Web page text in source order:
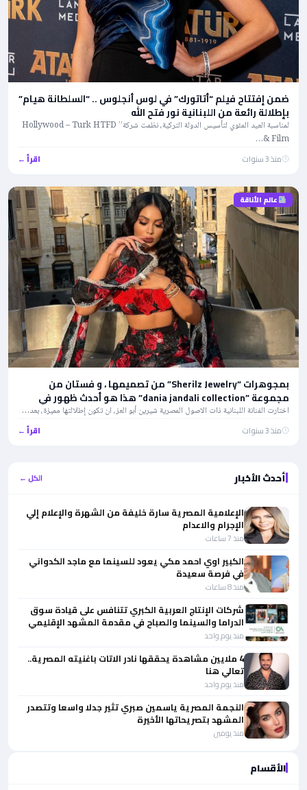
ضمن إفتتاح فيلم “أتاتورك” في لوس أنجلوس .. “السلطانة هيام”
بإطلالة رائعة من اللبنانية نور فتح الله
لمناسبة العيد المئوي لتأسيس الدولة التركية، نظمت شركة” ‏HTFD ‏Hollywood – Turk
منذ 3 سنوات اقرأ ←
عالم الأناقة
بمجوهرات “Sherilz Jewelry” من تصميمها ، و فستان من
مجموعة ”dania jandali collection” هذا هو أحدث ظهور في
بيروت للنجمة شيرين أبو العز
اختارت الفنانة اللبنانية ذات الاصول المصرية شيرين أبو العز، ان تكون إطلالتها مميزة، بعد…
منذ 3 سنوات اقرأ ←
أحدث الأخبار الكل ←
الإعلامية المصرية سارة خليفة من الشهرة والإعلام إلي
الإجرام والاعدام
منذ 7 ساعات
الكبير اوي احمد مكي يعود للسينما مع ماجد الكدواني
في فرصة سعيدة
منذ 8 ساعات
شركات الإنتاج العربية الكبري تتنافس على قيادة سوق
الدراما والسينما والصباح في مقدمة المشهد الإقليمي
منذ يوم واحد
4 ملايين مشاهدة يحققها نادر الاتات باغنيته المصرية..
تعالي هنا
منذ يوم واحد
النجمة المصرية ياسمين صبري تثير جدلا واسعا وتتصدر
المشهد بتصريحاتها الأخيرة
منذ يومين
الأقسام